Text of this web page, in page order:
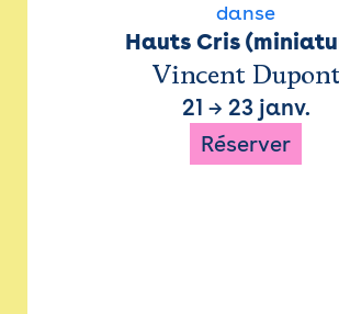
danse
Hauts Cris
Vincent Dupont
21 → 23 janv.
Réserver